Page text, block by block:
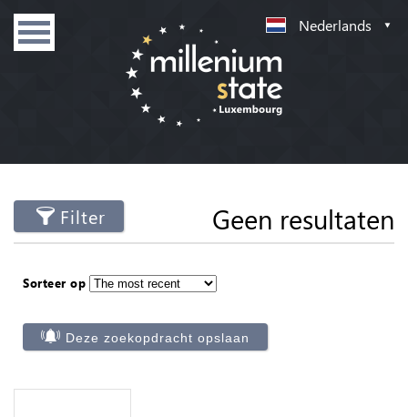
Nederlands
Filter Geen resultaten
Sorteer op
Deze zoekopdracht opslaan